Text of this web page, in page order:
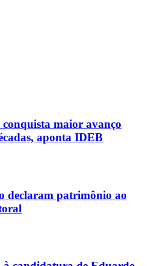
maior avanço
aponta IDEB
declaram patrimônio ao